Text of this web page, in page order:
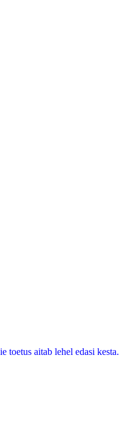
toetus aitab lehel edasi kesta.